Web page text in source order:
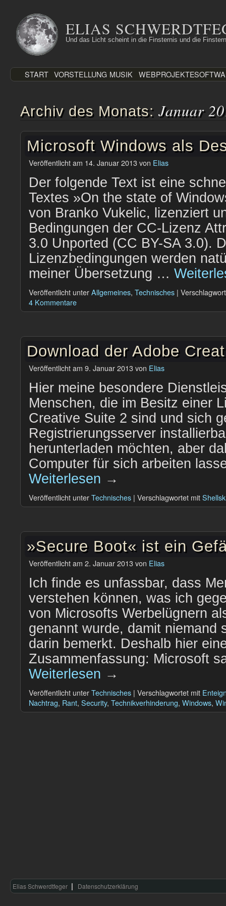
Inhalt
springen
ELIAS
Und das Licht scheint in die Finsternis und die
START VORSTELLUNG MUSIK WEBPROJEKTE
Archiv des Monats: Januar
Microsoft Windows als
Veröffentlicht am 14. Januar 2013von Elias
Der folgende Text ist eine
Textes »On the state of
von Branko Vukelic, lizenziert
Bedingungen der CC-Lizenz
3.0 Unported (CC BY-SA 3.0).
Lizenzbedingungen werden
meiner Übersetzung …
Veröffentlicht unterAllgemeines, Technisches |
4 Kommentare
Download der Adobe
Veröffentlicht am 9. Januar 2013von Elias
Hier meine besondere
Menschen, die im Besitz einer
Creative Suite 2 sind und sich
Registrierungsserver
herunterladen möchten, aber
Computer für sich arbeiten
Weiterlesen →
Veröffentlicht unterTechnisches | Verschlagwortet mit
»Secure Boot« ist ein
Veröffentlicht am 2. Januar 2013von Elias
Ich finde es unfassbar, dass
verstehen können, was ich
von Microsofts Werbelügnern
genannt wurde, damit niemand
darin bemerkt. Deshalb hier
Zusammenfassung: Microsoft
Weiterlesen →
Veröffentlicht unterTechnisches | Verschlagwortet mit
Nachtrag, Rant, Security, Technikverhinderung, Windows,
Elias Schwerdtfeger Datenschutzerklärung